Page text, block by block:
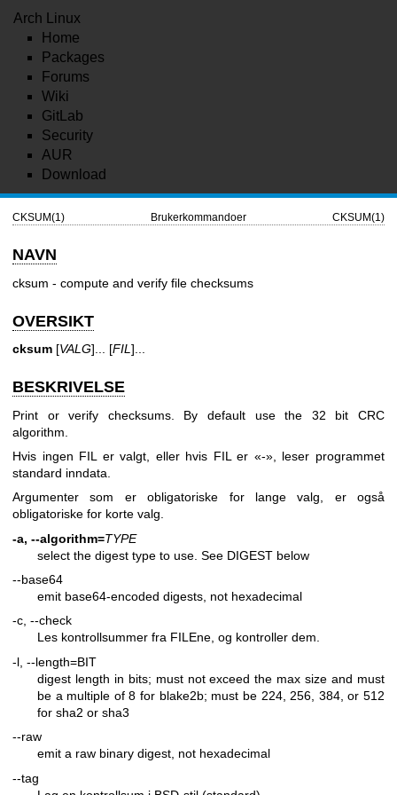
Arch Linux
Home
Packages
Forums
Wiki
GitLab
Security
AUR
Download
CKSUM(1) Brukerkommandoer CKSUM(1)
NAVN
cksum - compute and verify file checksums
OVERSIKT
cksum [VALG]... [FIL ]...
BESKRIVELSE
Print or verify checksums. By default use the 32 bit CRC
algorithm.
Hvis ingen FIL er valgt, eller hvis FIL er «-», leser programmet
standard inndata.
Argumenter som er obligatoriske for lange valg, er også
obligatoriske for korte valg.
-a, --algorithm=TYPE
select the digest type to use. See DIGEST below
--base64
emit base64-encoded digests, not hexadecimal
-c, --check
Les kontrollsummer fra FILEne, og kontroller dem.
-l, --length=BIT
digest length in bits; must not exceed the max size and must
be a multiple of 8 for blake2b; must be 224, 256, 384, or 512
for sha2 or sha3
--raw
emit a raw binary digest, not hexadecimal
--tag